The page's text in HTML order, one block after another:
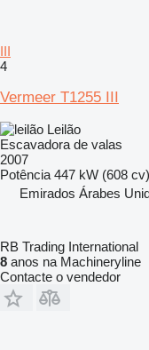
III
4
Vermeer T1255 III
Leilão
Escavadora de valas
2007
Potência 447 kW (608 cv)
Emirados Árabes
RB Trading International
8 anos na Machineryline
Contacte o vendedor